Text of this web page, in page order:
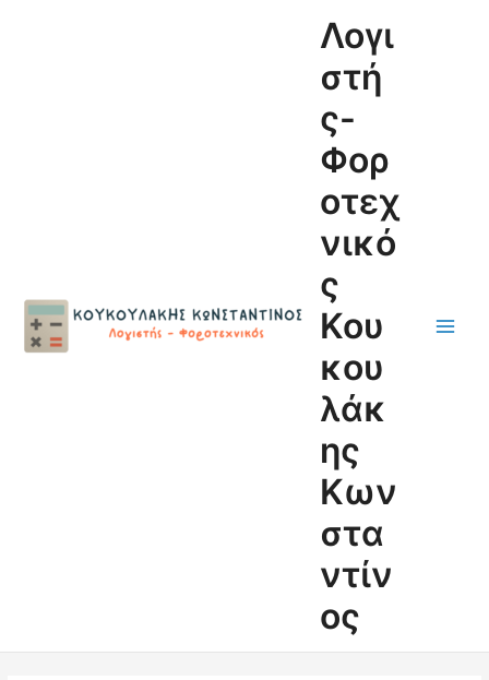
Λογι
στή
ς-
Φορ
οτεχ
νικό
ς
Κου
κου
λάκ
ης
Κων
στα
ντίν
ος